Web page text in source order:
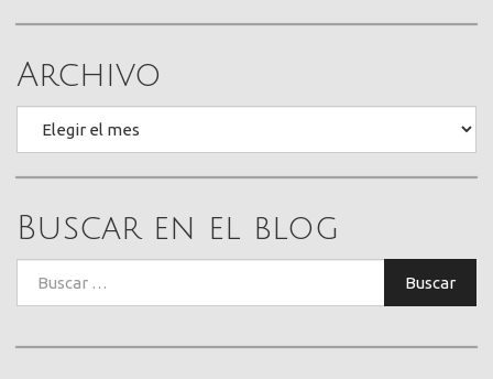
Archivo
Buscar en el blog
Buscar